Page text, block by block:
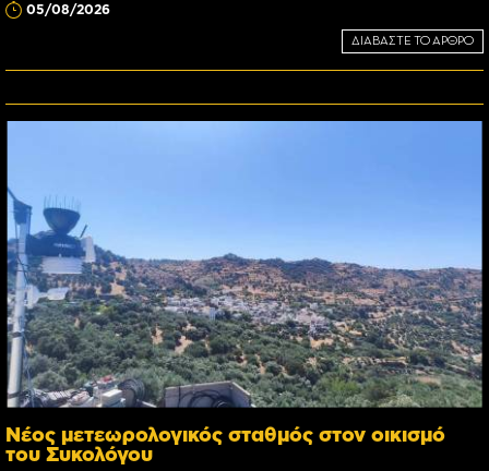
05/08/2026
ΔΙΑΒΑΣΤΕ ΤΟ ΑΡΘΡΟ
Νέος μετεωρολογικός σταθμός στον οικισμό
του Συκολόγου